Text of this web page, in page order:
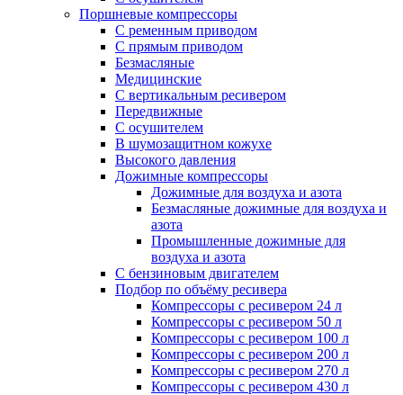
Поршневые компрессоры
С ременным приводом
С прямым приводом
Безмасляные
Медицинские
С вертикальным ресивером
Передвижные
С осушителем
В шумозащитном кожухе
Высокого давления
Дожимные компрессоры
Дожимные для воздуха и азота
Безмасляные дожимные для воздуха и
азота
Промышленные дожимные для
воздуха и азота
С бензиновым двигателем
Подбор по объёму ресивера
Компрессоры с ресивером 24 л
Компрессоры с ресивером 50 л
Компрессоры с ресивером 100 л
Компрессоры с ресивером 200 л
Компрессоры с ресивером 270 л
Компрессоры с ресивером 430 л